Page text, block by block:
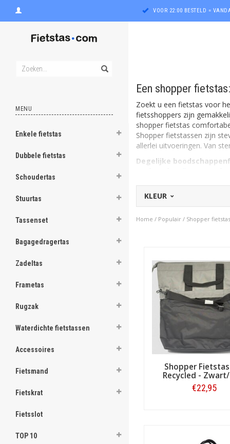
VOOR 22:00 BESTELD =
MENU
Enkele fietstas
Dubbele fietstas
Schoudertas
Stuurtas
Tassenset
Bagagedragertas
Zadeltas
Frametas
Rugzak
Waterdichte fietstassen
Accessoires
Fietsmand
Fietskrat
Fietsslot
TOP 10
Een shopper
Zoekt u een fietstas voor
fietsshoppers zijn
shopper fietstas
Shopper fietstassen zijn
allerlei uitvoeringen. Van
Degelijke
reflectie. Dankzij de
herenfietsen. Sommige
neerzetten.
KLEUR
Home / Populair / Shopper fietstas
Shopper
Recycled -
€22,95